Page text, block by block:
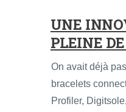
UNE
PLEINE
On avait déjà
bracelets
Profiler,